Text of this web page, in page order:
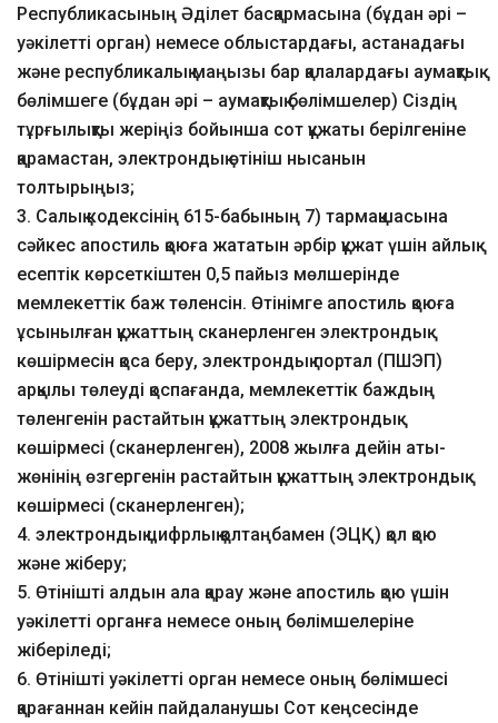
Республикасының Әділет басқармасына (бұдан әрі –
уәкілетті орган) немесе облыстардағы, астанадағы
және республикалық маңызы бар қалалардағы аумақтық
бөлімшеге (бұдан әрі – аумақтық бөлімшелер) Сіздің
тұрғылықты жеріңіз бойынша сот құжаты берілгеніне
қарамастан, электрондық өтініш нысанын
толтырыңыз;
3. Салық кодексінің 615-бабының 7) тармақшасына
сәйкес апостиль қоюға жататын әрбір құжат үшін айлық
есептік көрсеткіштен 0,5 пайыз мөлшерінде
мемлекеттік баж төленсін. Өтінімге апостиль қоюға
ұсынылған құжаттың сканерленген электрондық
көшірмесін қоса беру, электрондық портал (ПШЭП)
арқылы төлеуді қоспағанда, мемлекеттік баждың
төленгенін растайтын құжаттың электрондық
көшірмесі (сканерленген), 2008 жылға дейін аты-
жөнінің өзгергенін растайтын құжаттың электрондық
көшірмесі (сканерленген);
4. электрондық цифрлық қолтаңбамен (ЭЦҚ) қол қою
және жіберу;
5. Өтінішті алдын ала қарау және апостиль қою үшін
уәкілетті органға немесе оның бөлімшелеріне
жіберіледі;
6. Өтінішті уәкілетті орган немесе оның бөлімшесі
қарағаннан кейін пайдаланушы Сот кеңсесінде